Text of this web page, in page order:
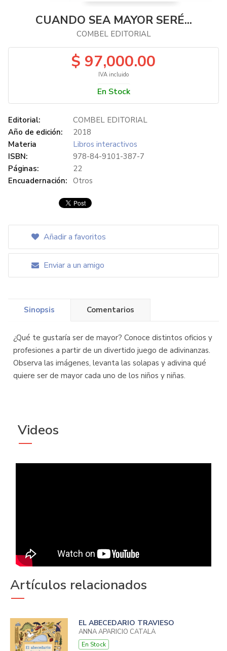
CUANDO SEA MAYOR SERÉ...
COMBEL EDITORIAL
$ 97,000.00
IVA incluido
En Stock
Editorial:
COMBEL EDITORIAL
Año de edición:
2018
Materia
Libros interactivos
ISBN:
978-84-9101-387-7
Páginas:
22
Encuadernación: Otros
Añadir a favoritos
Enviar a un amigo
Sinopsis Comentarios
¿Qué te gustaría ser de mayor? Conoce distintos oficios y
profesiones a partir de un divertido juego de adivinanzas.
Observa las imágenes, levanta las solapas y adivina qué
quiere ser de mayor cada uno de los niños y niñas.
Videos
Artículos relacionados
EL ABECEDARIO TRAVIESO
ANNA APARICIO CATALÀ
En Stock